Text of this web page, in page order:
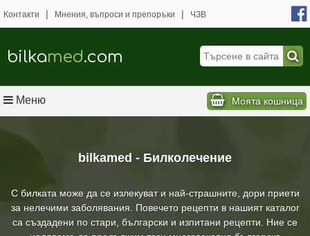
bilkamed - Билколечение
С билката може да се излекуват и най-страшните, дори приети
за нелечими заболявания. Повечето рецепти в нашият каталог
са създадени по стари, български и изпитани рецепти. Ние се
Контакти | Мнения, въпроси и препоръки | ЧЗВ
bilkamed.com
Меню Моята кошница